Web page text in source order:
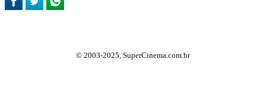
© 2003-2025, SuperCinema.com.br